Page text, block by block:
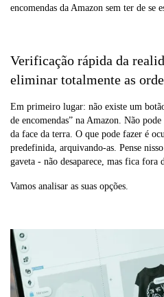
encomendas da Amazon sem ter de se
Verificação rápida da
eliminar totalmente as
Em primeiro lugar: não existe um
de encomendas” na Amazon. Não
da face da terra. O que pode fazer é
predefinida, arquivando-as. Pense
gaveta - não desaparece, mas fica fora
Vamos analisar as suas opções.